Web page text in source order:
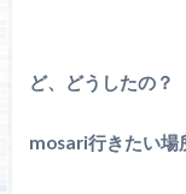
ど、どうしたの？
mosari行きたい場